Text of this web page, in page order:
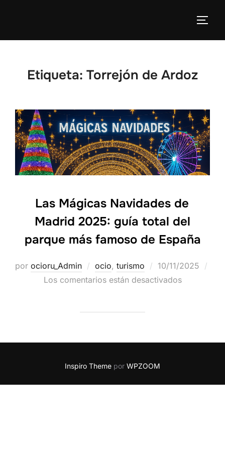
Etiqueta: Torrejón de Ardoz
Las Mágicas Navidades de
Madrid 2025: guía total del
parque más famoso de España
por ocioru_Admin ocio, turismo
10/11/2025
Los comentarios están desactivados
Inspiro Theme por WPZOOM